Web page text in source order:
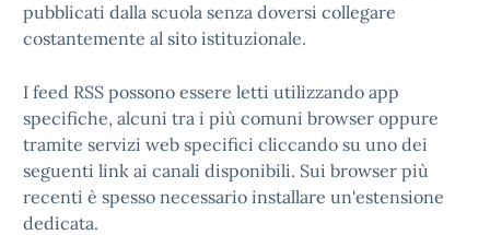
pubblicati dalla scuola senza doversi collegare
costantemente al sito istituzionale.
I feed RSS possono essere letti utilizzando app
specifiche, alcuni tra i più comuni browser oppure
tramite servizi web specifici cliccando su uno dei
seguenti link ai canali disponibili. Sui browser più
recenti è spesso necessario installare un'estensione
dedicata.